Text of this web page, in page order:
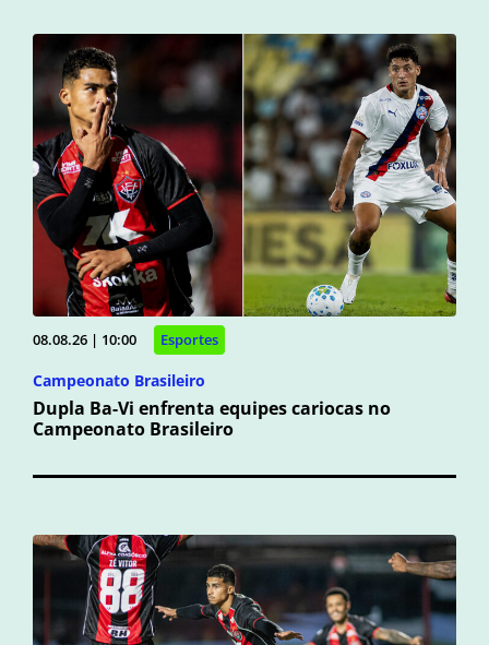
08.08.26 | 10:00 Esportes
Campeonato Brasileiro
Dupla Ba-Vi enfrenta equipes cariocas no
Campeonato Brasileiro